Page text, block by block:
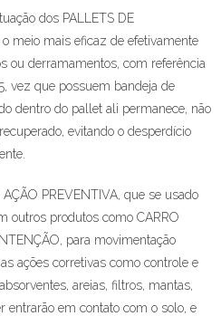
dos PALLETS DE
meio mais eficaz de efetivamente
ou derramamentos, com referência
vez que possuem bandeja de
dentro do pallet ali permanece, não
evitando o desperdício
PREVENTIVA, que se usado
outros produtos como CARRO
para movimentação
ações corretivas como controle e
areias, filtros, mantas,
em contato com o solo, e